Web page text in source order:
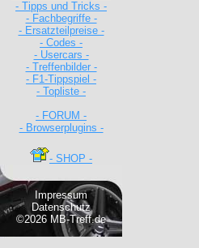
- Tipps und Tricks -
- Fachbegriffe -
- Ersatzteilpreise -
- Codes -
- Usercars -
- Treffenbilder -
- F1-Tippspiel -
- Topliste -
- FORUM -
- Browserplugins -
- SHOP -
Impressum
Datenschutz
©2026 MB-Treff.de